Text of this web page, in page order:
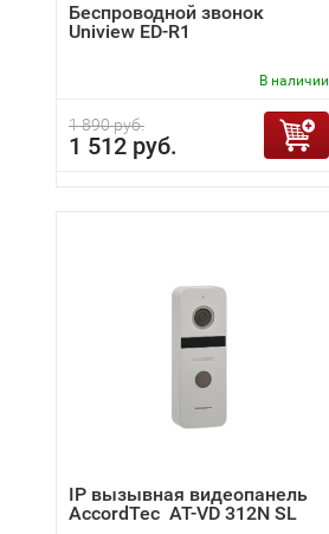
Беспроводной звонок
Uniview ED-R1
В наличии
1 890 руб.
1 512 руб.
IP вызывная видеопанель
AccordTec AT-VD 312N SL